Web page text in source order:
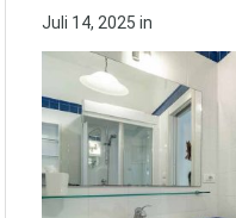
Juli 14, 2025 in